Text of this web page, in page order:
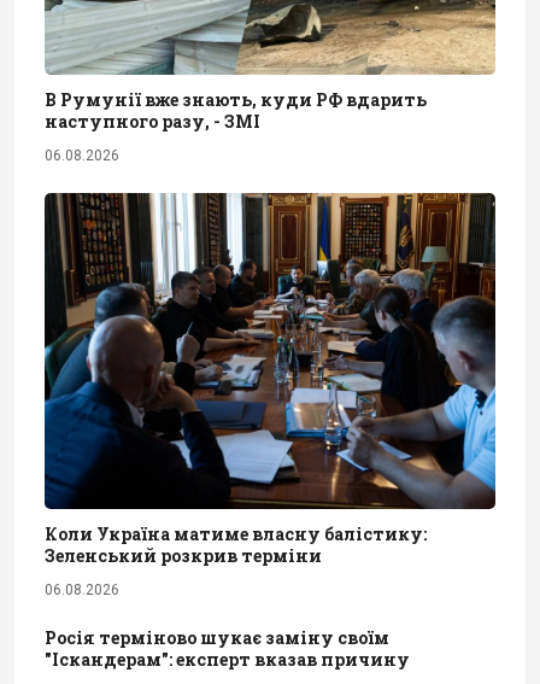
В Румунії вже знають, куди РФ вдарить
наступного разу, - ЗМІ
06.08.2026
Коли Україна матиме власну балістику:
Зеленський розкрив терміни
06.08.2026
Росія терміново шукає заміну своїм
"Іскандерам": експерт вказав причину